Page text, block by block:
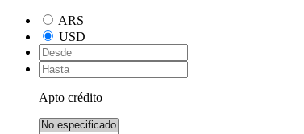
ARS
USD
Apto crédito